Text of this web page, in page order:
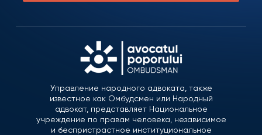
Управление народного адвоката, также
известное как Омбудсмен или Народный
адвокат, представляет Национальное
учреждение по правам человека, независимое
и беспристрастное институциональное